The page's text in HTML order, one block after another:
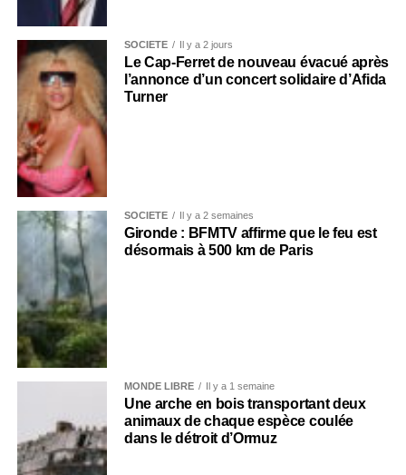
SOCIÉTÉ Il y a 2 jours
Le Cap-Ferret de nouveau évacué après
l’annonce d’un concert solidaire d’Afida
Turner
SOCIÉTÉ Il y a 2 semaines
Gironde : BFMTV affirme que le feu est
désormais à 500 km de Paris
MONDE LIBRE Il y a 1 semaine
Une arche en bois transportant deux
animaux de chaque espèce coulée
dans le détroit d’Ormuz